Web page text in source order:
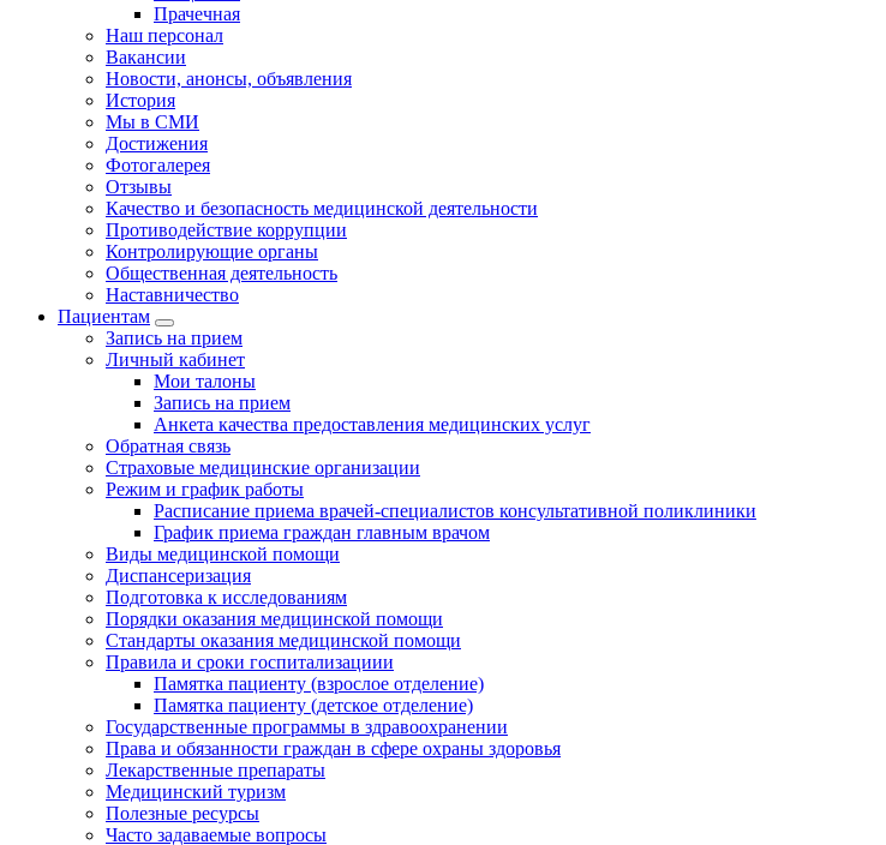
Прачечная
Наш персонал
Вакансии
Новости, анонсы, объявления
История
Мы в СМИ
Достижения
Фотогалерея
Отзывы
Качество и безопасность медицинской деятельности
Противодействие коррупции
Контролирующие органы
Общественная деятельность
Наставничество
Пациентам
Запись на прием
Личный кабинет
Мои талоны
Запись на прием
Анкета качества предоставления медицинских услуг
Обратная связь
Страховые медицинские организации
Режим и график работы
Расписание приема врачей-специалистов консультативной поликлиники
График приема граждан главным врачом
Виды медицинской помощи
Диспансеризация
Подготовка к исследованиям
Порядки оказания медицинской помощи
Стандарты оказания медицинской помощи
Правила и сроки госпитализациии
Памятка пациенту (взрослое отделение)
Памятка пациенту (детское отделение)
Государственные программы в здравоохранении
Права и обязанности граждан в сфере охраны здоровья
Лекарственные препараты
Медицинский туризм
Полезные ресурсы
Часто задаваемые вопросы